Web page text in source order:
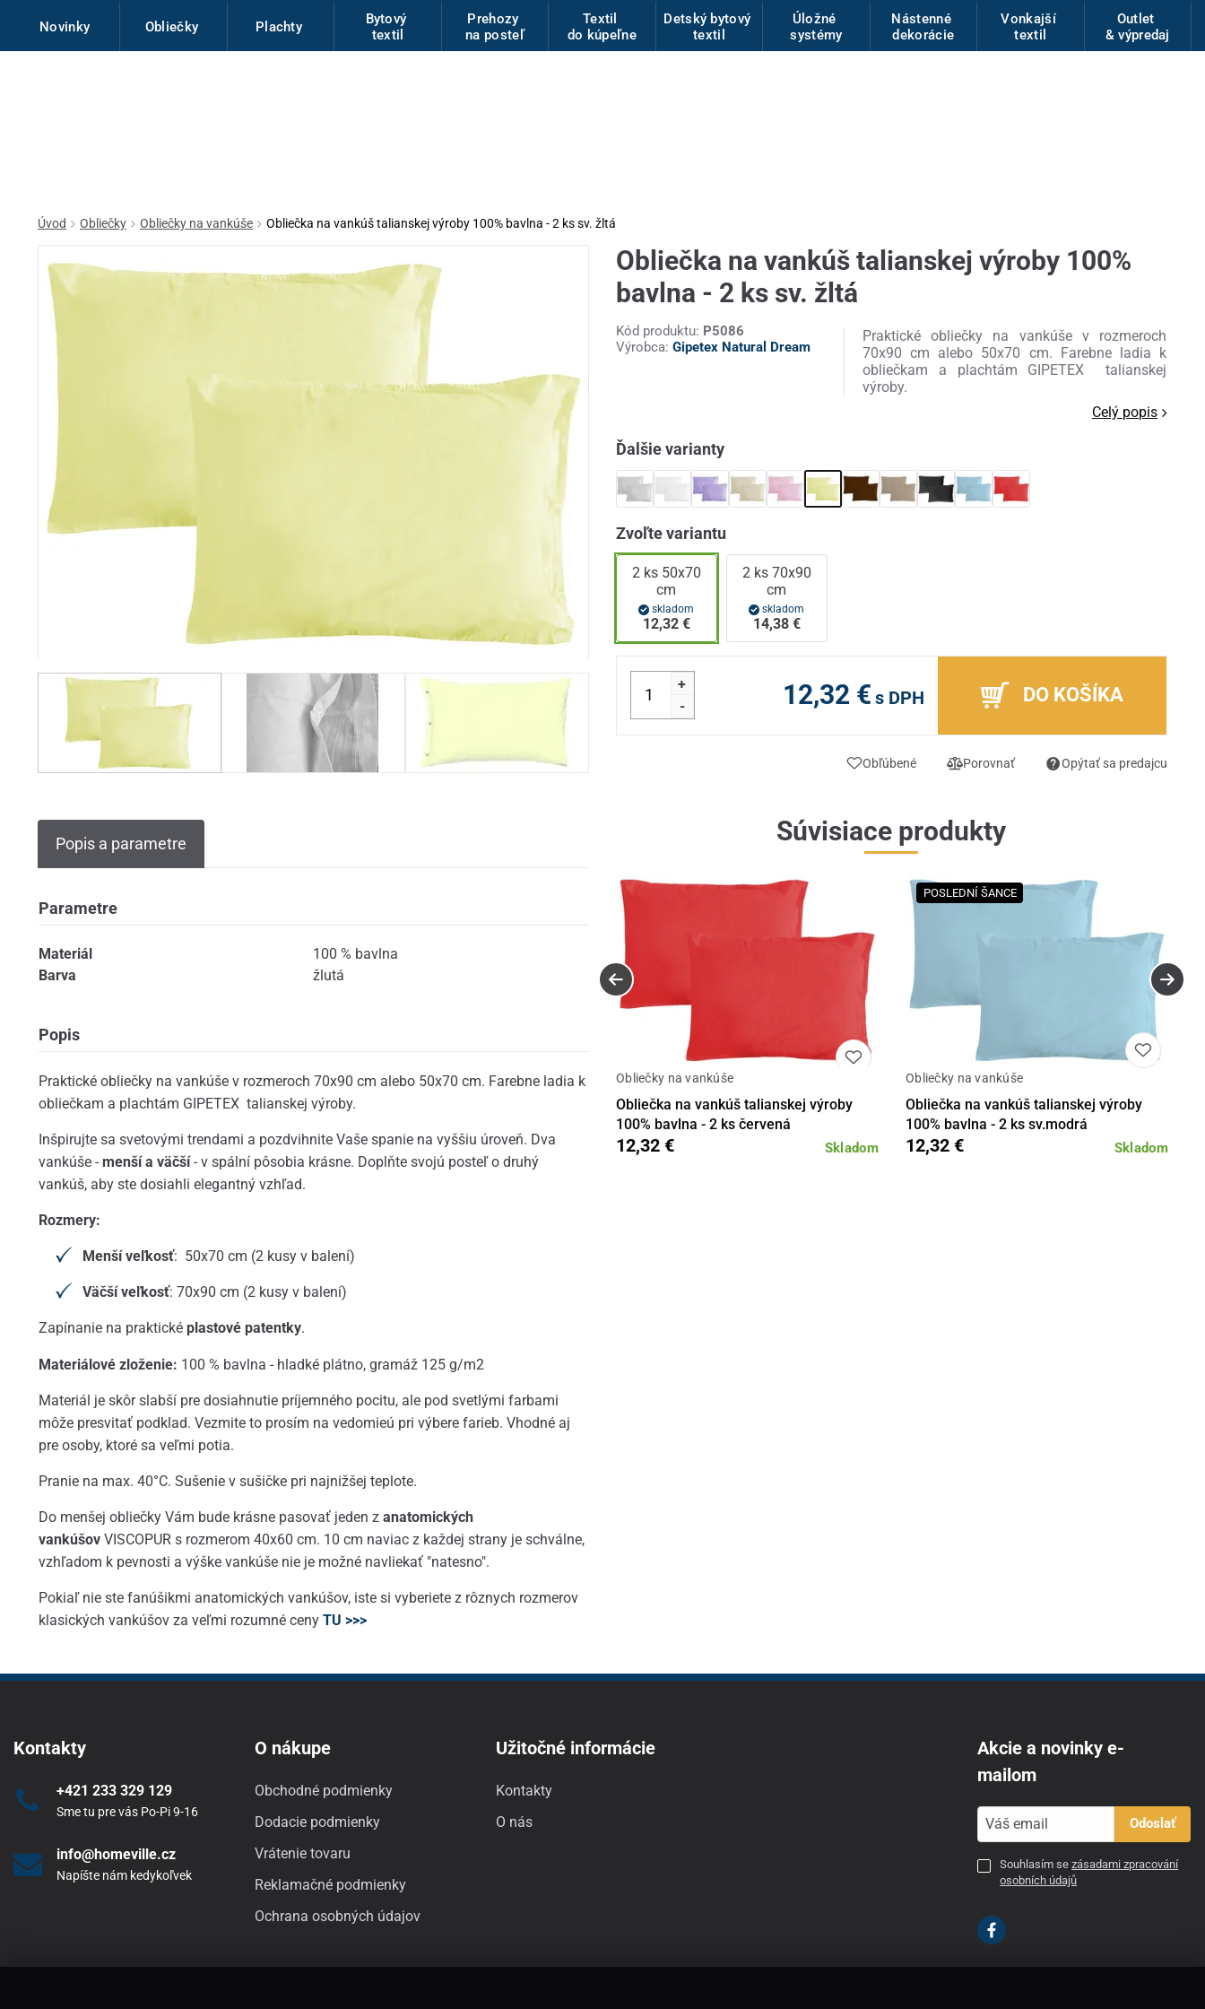
Novinky Obliečky Plachty
Bytový
textil
Prehozy
na posteľ
Textil
do kúpeľne
Detský bytový
textil
Úložné
systémy
Nástenné
dekorácie
Vonkajší
textil
Outlet
& výpredaj
Úvod Obliečky Obliečky na vankúše Obliečka na vankúš talianskej výroby 100% bavlna - 2 ks sv. žltá
Popis a parametre
Parametre
Materiál
100 % bavlna
Barva
žlutá
Popis
Praktické obliečky na vankúše v rozmeroch 70x90 cm alebo 50x70 cm. Farebne ladia k
obliečkam a plachtám GIPETEX talianskej výroby.
Inšpirujte sa svetovými trendami a pozdvihnite Vaše spanie na vyššiu úroveň. Dva
vankúše - menší a väčší- v spální pôsobia krásne. Doplňte svojú posteľ o druhý
vankúš, aby ste dosiahli elegantný vzhľad.
Rozmery:
Menší veľkosť: 50x70 cm (2 kusy v balení)
Väčší veľkosť: 70x90 cm (2 kusy v balení)
Zapínanie na praktické plastové patentky.
Materiálové zloženie: 100 % bavlna - hladké plátno, gramáž 125 g/m2
Materiál je skôr slabší pre dosiahnutie príjemného pocitu, ale pod svetlými farbami
môže presvitať podklad. Vezmite to prosím na vedomieú pri výbere farieb. Vhodné aj
pre osoby, ktoré sa veľmi potia.
Pranie na max. 40°C. Sušenie v sušičke pri najnižšej teplote.
Do menšej obliečky Vám bude krásne pasovať jeden z anatomických
vankúšov VISCOPUR s rozmerom 40x60 cm. 10 cm naviac z každej strany je schválne,
vzhľadom k pevnosti a výške vankúše nie je možné navliekať "natesno".
Pokiaľ nie ste fanúšikmi anatomických vankúšov, iste si vyberiete z rôznych rozmerov
klasických vankúšov za veľmi rozumné ceny TU >>>
Obliečka na vankúš talianskej výroby 100%
bavlna - 2 ks sv. žltá
Kód produktu: P5086
Výrobca: Gipetex Natural Dream
Praktické obliečky na vankúše v rozmeroch
70x90 cm alebo 50x70 cm. Farebne ladia k
obliečkam a plachtám GIPETEX talianskej
výroby.
Celý popis
Ďalšie varianty
Zvoľte variantu
2 ks 50x70
cm
skladom
12,32 €
2 ks 70x90
cm
skladom
14,38 €
+
-
12,32 € s DPH DO KOŠÍKA
Obľúbené Porovnať Opýtať sa predajcu
Súvisiace produkty
Obliečky na vankúše
Obliečka na vankúš talianskej výroby
100% bavlna - 2 ks červená
Skladom
12,32 €
POSLEDNÍ ŠANCE
Obliečky na vankúše
Obliečka na vankúš talianskej výroby
100% bavlna - 2 ks sv.modrá
Skladom
12,32 €
Kontakty
+421 233 329 129
Sme tu pre vás Po-Pi 9-16
info@homeville.cz
Napíšte nám kedykoľvek
O nákupe
Obchodné podmienky
Dodacie podmienky
Vrátenie tovaru
Reklamačné podmienky
Ochrana osobných údajov
Užitočné informácie
Kontakty
O nás
Akcie a novinky e-
mailom
Odoslať
Souhlasím sezásadami zpracování
osobních údajů